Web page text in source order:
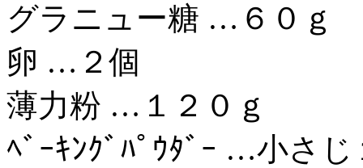
グラニュー糖 …６０ｇ
卵 …２個
薄力粉 …１２０ｇ
ﾍﾞｰｷﾝｸﾞﾊﾟｳﾀﾞｰ …小さじ